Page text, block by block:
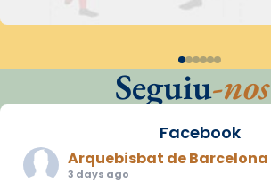
Seguiu-nos
Facebook
Arquebisbat de Barcelona
3 days ago